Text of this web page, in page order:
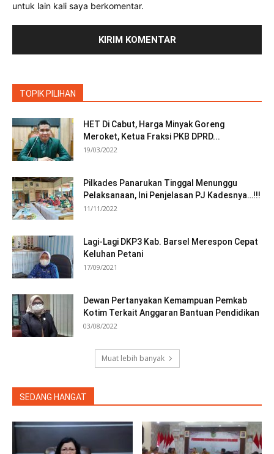
untuk lain kali saya berkomentar.
TOPIK PILIHAN
HET Di Cabut, Harga Minyak Goreng
Meroket, Ketua Fraksi PKB DPRD...
19/03/2022
Pilkades Panarukan Tinggal Menunggu
Pelaksanaan, Ini Penjelasan PJ Kadesnya…!!!
11/11/2022
Lagi-Lagi DKP3 Kab. Barsel Merespon Cepat
Keluhan Petani
17/09/2021
Dewan Pertanyakan Kemampuan Pemkab
Kotim Terkait Anggaran Bantuan Pendidikan
03/08/2022
Muat lebih banyak
SEDANG HANGAT